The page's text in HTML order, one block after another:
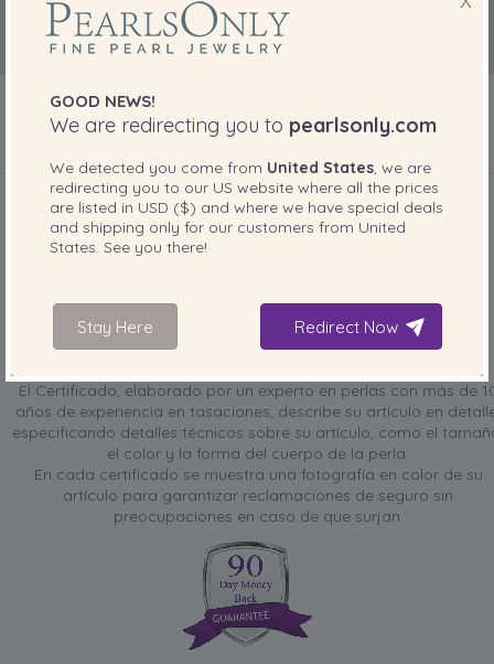
INCLUIDO CON SU PRODUCTO
Certificado de tasación GRATIS
El Certificado, elaborado por un experto en perlas con más de
años de experiencia en tasaciones, describe su artículo en
especificando detalles técnicos sobre su artículo, como el
el color y la forma del cuerpo de la perla.
En cada certificado se muestra una fotografía en color de su
artículo para garantizar reclamaciones de seguro sin
preocupaciones en caso de que surjan.
GOOD NEWS!
We are redirecting you to pearlsonly.com
We detected you come from United States, we are
redirecting you to our US website where all the prices
are listed in USD ($) and where we have special deals
and shipping only for our customers from United
States. See you there!
Stay Here Redirect Now